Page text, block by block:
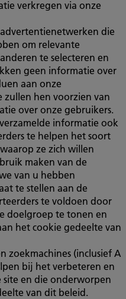
verkregen via onze
die
om relevante
te selecteren en
geen informatie over
aan onze
zullen hen voorzien van
over onze gebruikers.
informatie ook
te helpen het soort
ze zich willen
maken van de
van u hebben
te stellen aan de
te voldoen door
doelgroep te tonen en
het cookie gedeelte van
zoekmachines (inclusief A
bij het verbeteren en
en die onderworpen
van dit beleid.